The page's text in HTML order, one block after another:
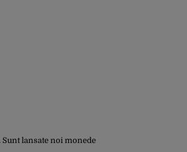
lansate noi monede